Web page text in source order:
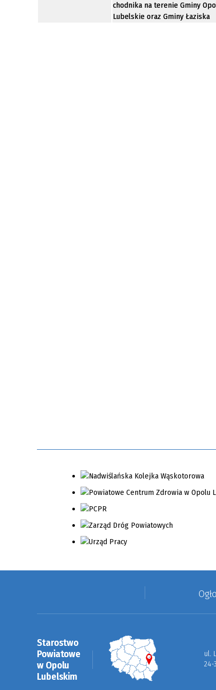
chodnika na terenie Gminy
Lubelskie oraz Gminy Łaziska
Starostwo
Powiatowe
w Opolu
Lubelskim
ul.
24-